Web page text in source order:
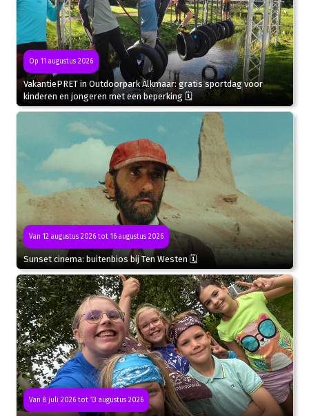
Op 11 augustus 2026
VakantiePRET in Outdoorpark Alkmaar: gratis sportdag voor
kinderen en jongeren met een beperking 🗓
Van 12 augustus 2026 tot 16 augustus 2026
Sunset cinema: buitenbios bij Ten Westen 🗓
Van 8 juli 2026 tot 13 augustus 2026